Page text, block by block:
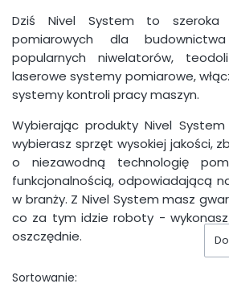
Dziś Nivel System to szeroka
pomiarowych dla
popularnych niwelatorów,
laserowe systemy pomiarowe,
systemy kontroli pracy maszyn.
Wybierając produkty Nivel
wybierasz sprzęt wysokiej jakości,
o niezawodną technologię
funkcjonalnością, odpowiadającą
w branży. Z Nivel System masz
co za tym idzie roboty - wykonasz
oszczędnie.
Sortowanie: